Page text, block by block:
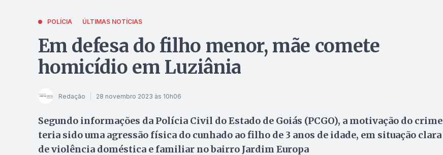
POLÍCIA ÚLTIMAS NOTÍCIAS
Em defesa do filho menor, mãe comete
homicídio em Luziânia
Redação 28 novembro 2023 às 10h06
Segundo informações da Polícia Civil do Estado de Goiás (PCGO), a motivação do crime
teria sido uma agressão física do cunhado ao filho de 3 anos de idade, em situação clara
de violência doméstica e familiar no bairro Jardim Europa